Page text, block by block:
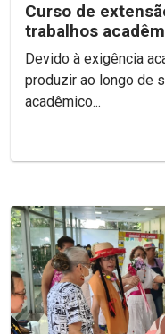
Curso de
trabalhos
Devido à exigência
produzir ao longo de
acadêmico...